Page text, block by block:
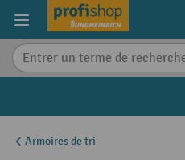
content
Armoires de tri